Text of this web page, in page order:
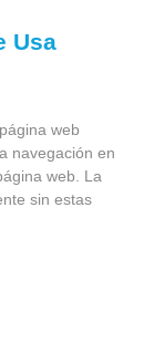
Usa
web
navegación en
web. La
sin estas